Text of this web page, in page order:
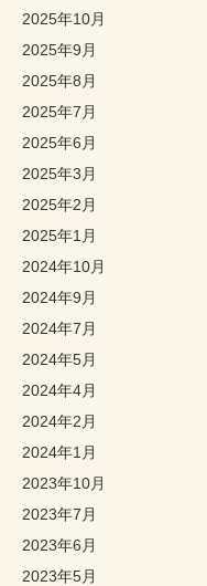
2025年10月
2025年9月
2025年8月
2025年7月
2025年6月
2025年3月
2025年2月
2025年1月
2024年10月
2024年9月
2024年7月
2024年5月
2024年4月
2024年2月
2024年1月
2023年10月
2023年7月
2023年6月
2023年5月